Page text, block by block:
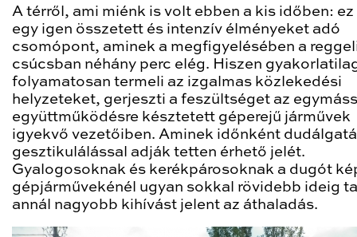
A térről, ami miénk is volt ebben a kis időben:
egy igen összetett és intenzív élményeket adó
csomópont, aminek a megfigyelésében a
csúcsban néhány perc elég. Hiszen
folyamatosan termeli az izgalmas közlekedési
helyzeteket, gerjeszti a feszültséget az
együttműködésre késztetett géperejű járművek
igyekvő vezetőiben. Aminek időnként
gesztikulálással adják tetten érhető jelét.
Gyalogosoknak és kerékpárosoknak a dugót
gépjárművekénél ugyan sokkal rövidebb ideig
annál nagyobb kihívást jelent az áthaladás.